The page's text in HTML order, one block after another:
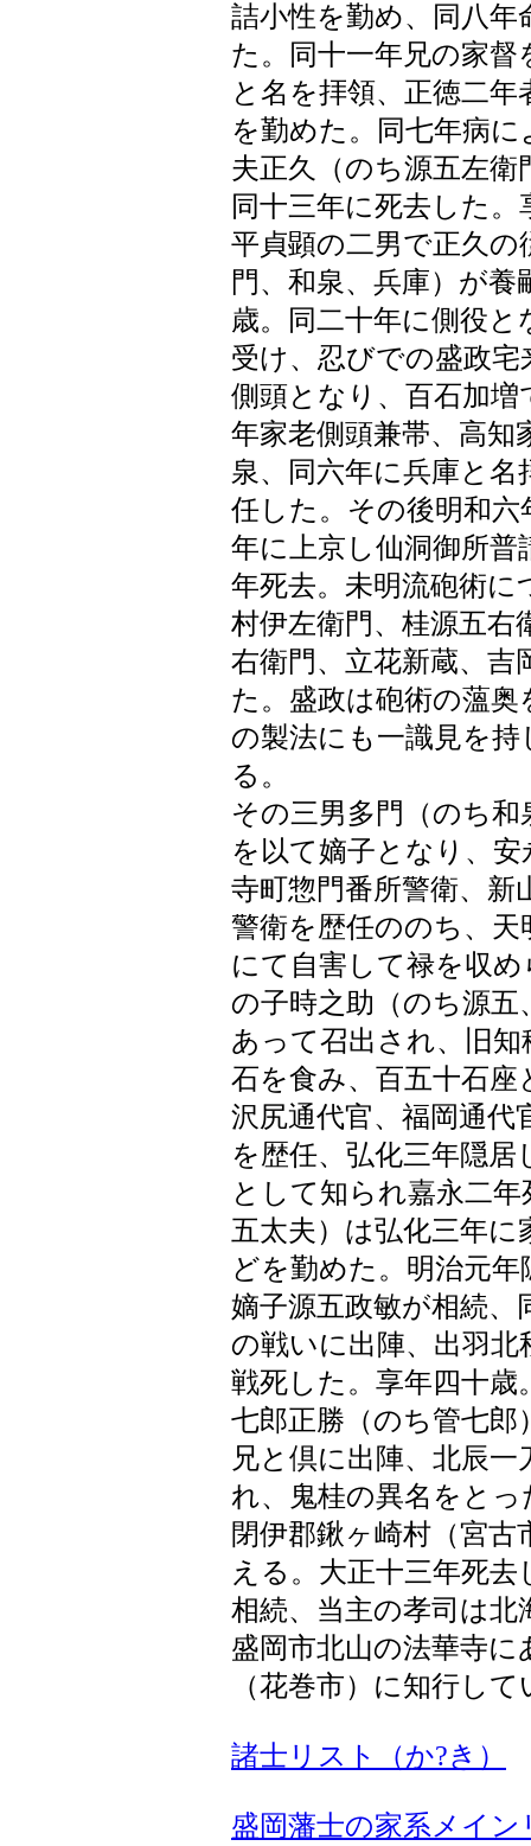
詰小性を勤め、同八
た。同十一年兄の家督
と名を拝領、正徳二
を勤めた。同七年病
夫正久（のち源五左衛
同十三年に死去した
平貞顕の二男で正久の
門、和泉、兵庫）が
歳。同二十年に側役
受け、忍びでの盛政
側頭となり、百石加
年家老側頭兼帯、高知
泉、同六年に兵庫と
任した。その後明和
年に上京し仙洞御所普
年死去。未明流砲術
村伊左衛門、桂源五右
右衛門、立花新蔵、吉
た。盛政は砲術の薀
の製法にも一識見を
る。
その三男多門（のち
を以て嫡子となり、
寺町惣門番所警衛、新
警衛を歴任ののち、天
にて自害して禄を収
の子時之助（のち源
あって召出され、旧
石を食み、百五十石座
沢尻通代官、福岡通代
を歴任、弘化三年隠
として知られ嘉永二
五太夫）は弘化三年に
どを勤めた。明治元
嫡子源五政敏が相続、
の戦いに出陣、出羽北
戦死した。享年四十
七郎正勝（のち管七
兄と倶に出陣、北辰
れ、鬼桂の異名をと
閉伊郡鍬ヶ崎村（宮
える。大正十三年死
相続、当主の孝司は
盛岡市北山の法華寺に
（花巻市）に知行して
諸士リスト（か?き）
盛岡藩士の家系メイン